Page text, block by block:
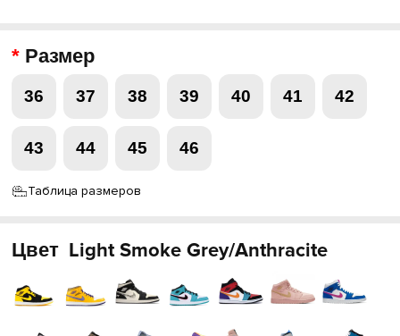
Размер
36 37 38 39 40 41 42
43 44 45 46
Таблица размеров
Цвет Light Smoke Grey/Anthracite